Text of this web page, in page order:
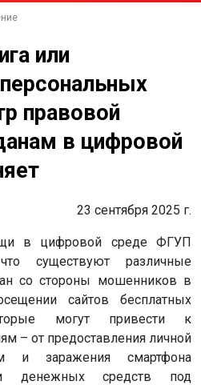
или
правовой
в цифровой
23 сентября 2025 г.
в цифровой среде ФГУП
существуют различные
со стороны мошенников в
сайтов бесплатных
могут привести к
– от предоставления личной
и заражения смартфона
денежных средств под